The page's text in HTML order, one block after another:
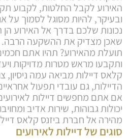
האירוע לקבל החלטות, לקבוע
ובעיקר, להיות מסוגל לסמוך על
נכונות שלכם בדרך אל האירוע
שאכן מצדיק את ההשקעה הרבה.
תועלת מהאירוע? תהיו אתם
ותקבעו מראש מטרות מדויקות
קלאס דיילות מביאה עמה ניסיון,
הדיילות, גם עובדי תפעול
אם אתם מחפשים דיילות
יכולות גבוהות, שירות אדיב
מהירה אל חברת ביזנס קלאס
סוגים של דיילות לאירועים